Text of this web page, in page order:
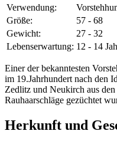
Verwendung:
Größe:
57 - 68
Gewicht:
27 - 32
Lebenserwartung: 12 - 14
Einer der bekanntesten
im 19.Jahrhundert nach den
Zedlitz und Neukirch aus
Rauhaarschläge gezüchtet
Herkunft und